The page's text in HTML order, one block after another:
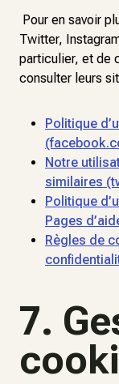
Pour en savoir
Twitter,
particulier, et de
consulter leurs
Politique
Notre
similaires
Politique
Pages
Règles de
7.